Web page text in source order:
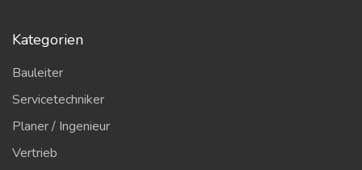
Kategorien
Bauleiter
Servicetechniker
Planer / Ingenieur
Vertrieb